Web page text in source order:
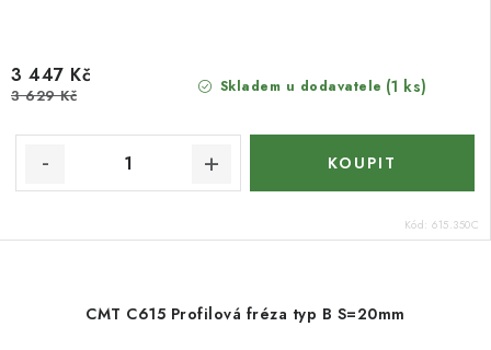
Skladem u dodavatele (1 ks)
3 447 Kč
3 629 Kč
Kód: 615.350C
CMT C615 Profilová fréza typ B S=20mm